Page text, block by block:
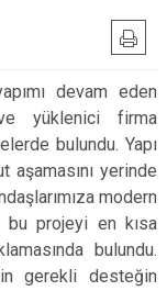
devam eden
yüklenici firma
bulundu. Yapı
aşamasını yerinde
modern
projeyi en kısa
bulundu.
gerekli desteğin